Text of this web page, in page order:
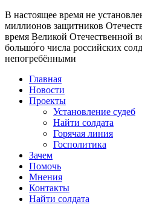
В настоящее время не
миллионов защитников
время Великой Отечественной
большо́го числа российских
непогребёнными
Главная
Новости
Проекты
Установление судеб
Найти солдата
Горячая линия
Госполитика
Зачем
Помочь
Мнения
Контакты
Найти солдата